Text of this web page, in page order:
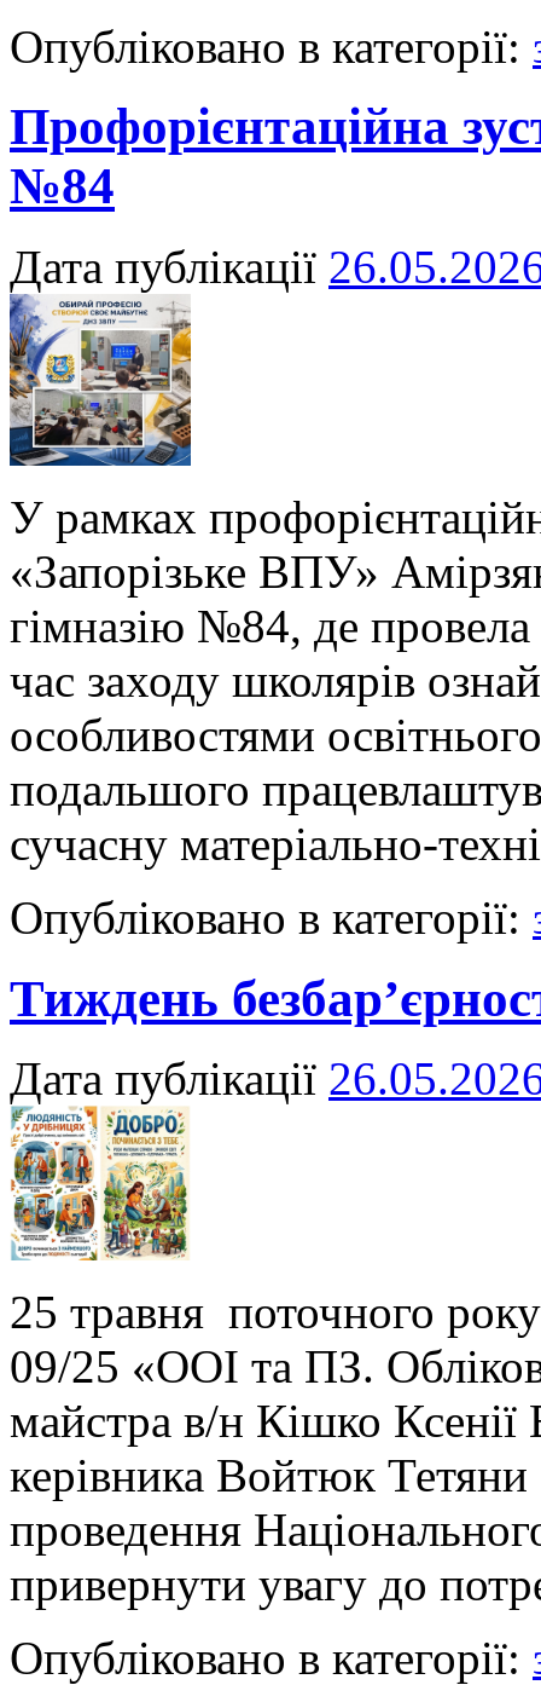
Опубліковано в категорії:
Профорієнтаційна
№84
Дата публікації
У рамках
«Запорізьке ВПУ»
гімназію №84, де провела
час заходу школярів
особливостями
подальшого
сучасну матеріально-
Опубліковано в категорії:
Тиждень
Дата публікації
25 травня поточного
09/25 «ООІ та ПЗ.
майстра в/н Кішко Ксенії
керівника Войтюк
проведення
привернути увагу до
Опубліковано в категорії: